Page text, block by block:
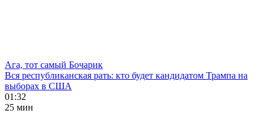
Ага, тот самый Бочарик
Вся республиканская рать: кто будет кандидатом Трампа на
выборах в США
01:32
25 мин